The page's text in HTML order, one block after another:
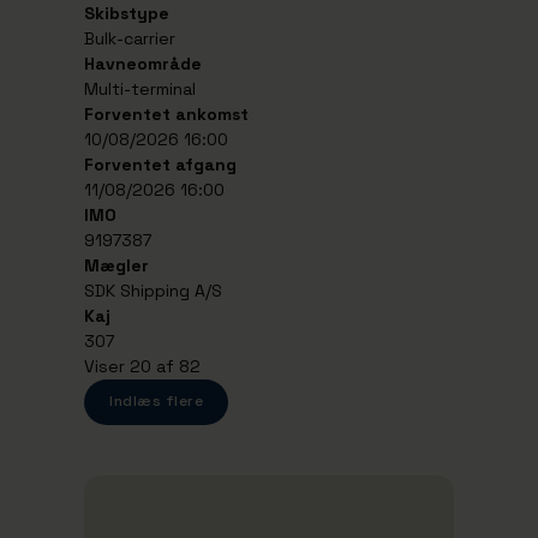
Skibstype
Bulk-carrier
Havneområde
Multi-terminal
Forventet ankomst
10/08/2026 16:00
Forventet afgang
11/08/2026 16:00
IMO
9197387
Mægler
SDK Shipping A/S
Kaj
307
Viser 20 af 82
Indlæs flere